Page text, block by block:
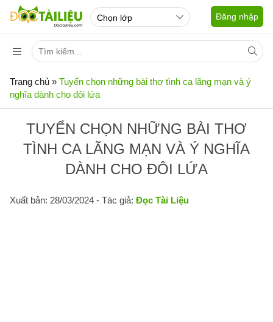
Đăng nhập
Trang chủ » Tuyển chọn những bài thơ tình ca lãng mạn và ý
nghĩa dành cho đôi lứa
TUYỂN CHỌN NHỮNG BÀI THƠ
TÌNH CA LÃNG MẠN VÀ Ý NGHĨA
DÀNH CHO ĐÔI LỨA
Xuất bản: 28/03/2024 - Tác giả: Đọc Tài Liệu